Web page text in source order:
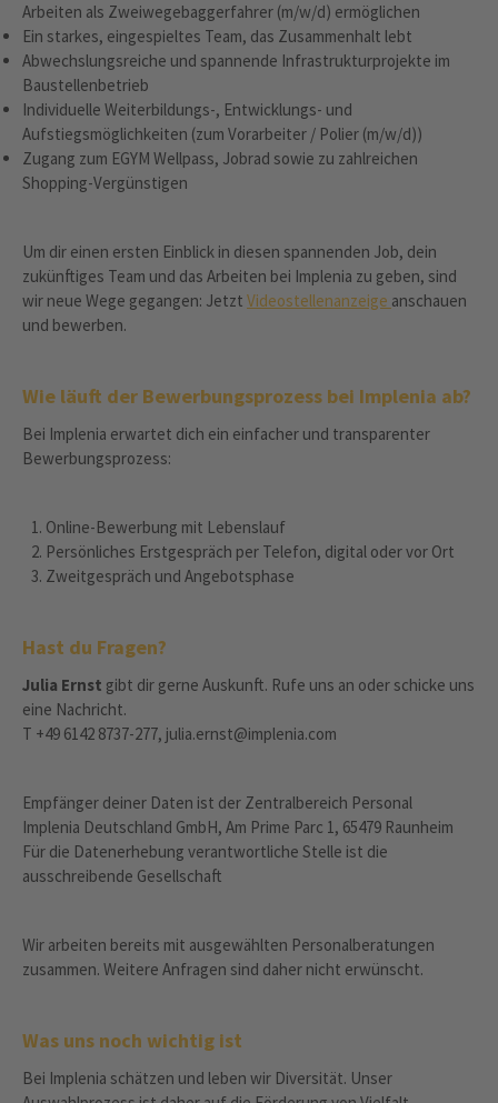
Arbeiten als Zweiwegebaggerfahrer (m/w/d) ermöglichen
Ein starkes, eingespieltes Team, das Zusammenhalt lebt
Abwechslungsreiche und spannende Infrastrukturprojekte im
Baustellenbetrieb
Individuelle Weiterbildungs-, Entwicklungs- und
Aufstiegsmöglichkeiten (zum Vorarbeiter / Polier (m/w/d))
Zugang zum EGYM Wellpass, Jobrad sowie zu zahlreichen
Shopping-Vergünstigen
Um dir einen ersten Einblick in diesen spannenden Job, dein
zukünftiges Team und das Arbeiten bei Implenia zu geben, sind
wir neue Wege gegangen: Jetzt Videostellenanzeige anschauen
und bewerben.
Wie läuft der Bewerbungsprozess bei Implenia ab?
Bei Implenia erwartet dich ein einfacher und transparenter
Bewerbungsprozess:
Online-Bewerbung mit Lebenslauf
Persönliches Erstgespräch per Telefon, digital oder vor Ort
Zweitgespräch und Angebotsphase
Hast du Fragen?
Julia Ernst gibt dir gerne Auskunft. Rufe uns an oder schicke uns
eine Nachricht.
T +49 6142 8737-277, julia.ernst@implenia.com
Empfänger deiner Daten ist der Zentralbereich Personal
Implenia Deutschland GmbH, Am Prime Parc 1, 65479 Raunheim
Für die Datenerhebung verantwortliche Stelle ist die
ausschreibende Gesellschaft
Wir arbeiten bereits mit ausgewählten Personalberatungen
zusammen. Weitere Anfragen sind daher nicht erwünscht.
Was uns noch wichtig ist
Bei Implenia schätzen und leben wir Diversität. Unser